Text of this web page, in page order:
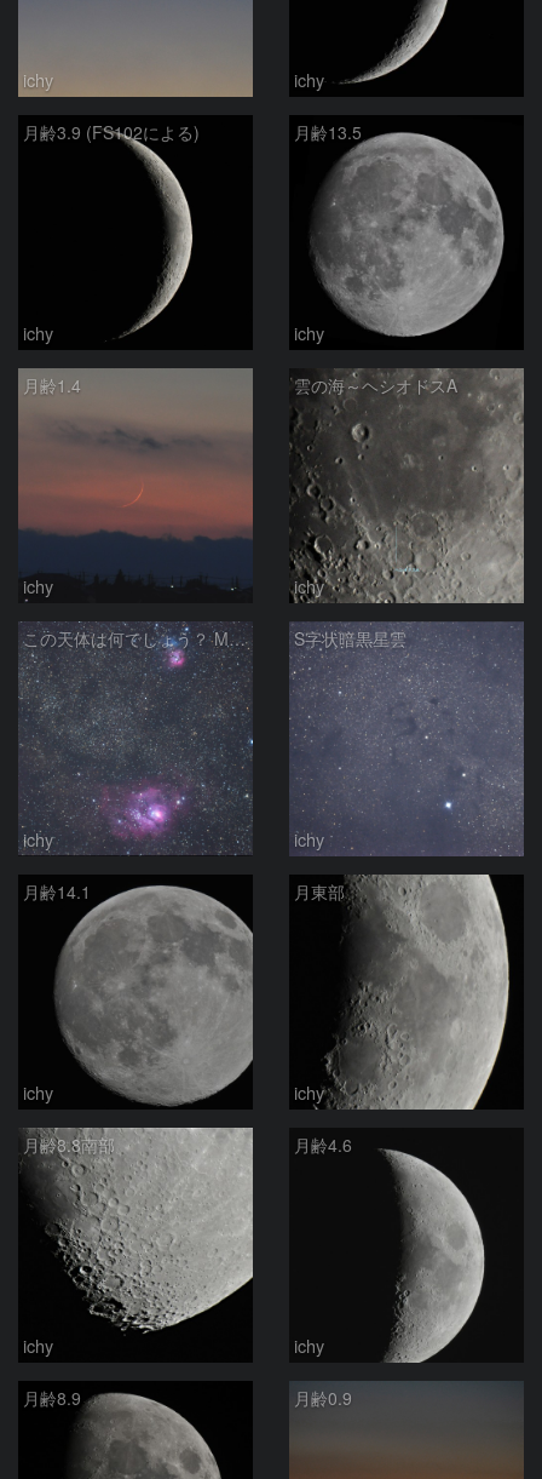
ichy ichy
月齢3.9 (FS102による)
ichy
月齢13.5
ichy
月齢1.4
ichy
雲の海～ヘシオドスA
ichy
この天体は何でしょう？ M8とM20の間
ichy
S字状暗黒星雲
ichy
月齢14.1
ichy
月東部
ichy
月齢8.8南部
ichy
月齢4.6
ichy
月齢8.9 月齢0.9